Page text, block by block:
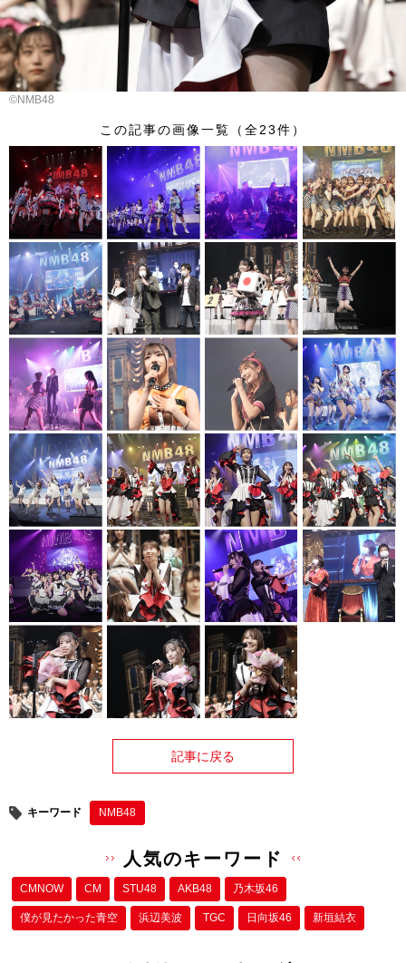
©NMB48
この記事の画像一覧（全23件）
記事に戻る
キーワード NMB48
人気のキーワード
CMNOW CM STU48 AKB48 乃木坂46
僕が⾒たかった⻘空 浜辺美波 TGC 日向坂46 新垣結衣